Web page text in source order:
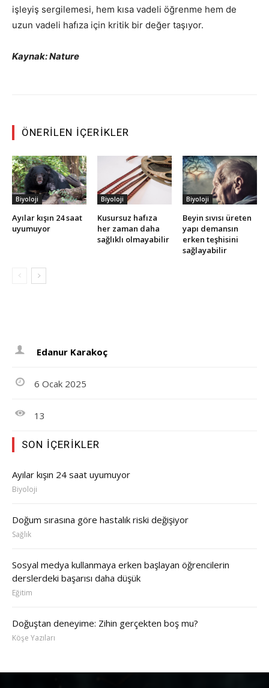
işleyiş sergilemesi, hem kısa vadeli öğrenme hem de
uzun vadeli hafıza için kritik bir değer taşıyor.
Kaynak: Nature
ÖNERILEN İÇERIKLER
Biyoloji
Ayılar kışın 24 saat
uyumuyor
Biyoloji
Kusursuz hafıza
her zaman daha
sağlıklı olmayabilir
Biyoloji
Beyin sıvısı üreten
yapı demansın
erken teşhisini
sağlayabilir
Edanur Karakoç
6 Ocak 2025
13
SON İÇERIKLER
Ayılar kışın 24 saat uyumuyor
Biyoloji
Doğum sırasına göre hastalık riski değişiyor
Sağlık
Sosyal medya kullanmaya erken başlayan öğrencilerin
derslerdeki başarısı daha düşük
Eğitim
Doğuştan deneyime: Zihin gerçekten boş mu?
Köşe Yazıları